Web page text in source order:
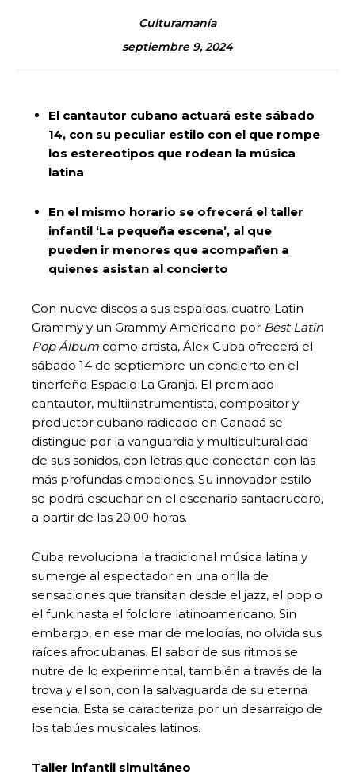
Culturamanía
septiembre 9, 2024
El cantautor cubano actuará este sábado
14, con su peculiar estilo con el que rompe
los estereotipos que rodean la música
latina
En el mismo horario se ofrecerá el taller
infantil ‘La pequeña escena’, al que
pueden ir menores que acompañen a
quienes asistan al concierto
Con nueve discos a sus espaldas, cuatro Latin
Grammy y un Grammy Americano por Best Latin
Pop Álbum como artista, Álex Cuba ofrecerá el
sábado 14 de septiembre un concierto en el
tinerfeño Espacio La Granja. El premiado
cantautor, multiinstrumentista, compositor y
productor cubano radicado en Canadá se
distingue por la vanguardia y multiculturalidad
de sus sonidos, con letras que conectan con las
más profundas emociones. Su innovador estilo
se podrá escuchar en el escenario santacrucero,
a partir de las 20.00 horas.
Cuba revoluciona la tradicional música latina y
sumerge al espectador en una orilla de
sensaciones que transitan desde el jazz, el pop o
el funk hasta el folclore latinoamericano. Sin
embargo, en ese mar de melodías, no olvida sus
raíces afrocubanas. El sabor de sus ritmos se
nutre de lo experimental, también a través de la
trova y el son, con la salvaguarda de su eterna
esencia. Esta se caracteriza por un desarraigo de
los tabúes musicales latinos.
Taller infantil simultáneo